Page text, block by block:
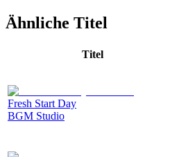
Ähnliche Titel
Titel
Fresh Start Day
BGM Studio